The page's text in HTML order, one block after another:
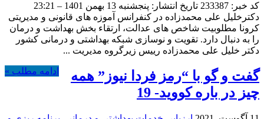
کد خبر: 233387 تاریخ انتشار: پنجشنبه 13 بهمن 1401 – 23:21
دکترخلیل علی محمدزاده در کنفرانس آموزه های قانونی و مدیریتی
کرونا مطلوبیت شاخص های عدالت، ارتقاء بخش بهداشت و درمان
را به دنبال دارد. تقویت و نوسازی شبکه بهداشتی و درمانی کشور
دکتر خلیل علی محمدزاده رییس زیرگروه مدیریت ...
ادامه مطلب »
گفت و گو با “رمز فردا نیوز” همه
چیز در باره کووید- 19